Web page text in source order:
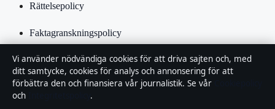
Rättelsepolicy
Faktagranskningspolicy
Ägande & finansiering
Integritetspolicy
Vi använder nödvändiga cookies för att driva sajten och, med
ditt samtycke, cookies för analys och annonsering för att
förbättra den och finansiera vår journalistik. Se vår
och
.